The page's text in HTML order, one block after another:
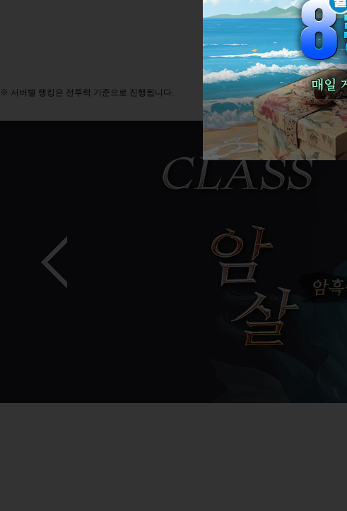
※ 서버별 랭킹은 전투력 기준으로 진행됩니다.
ㆍ[신
ㆍ[신